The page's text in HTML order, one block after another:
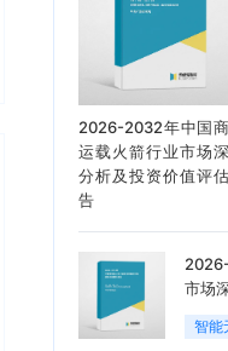
2026-2032年中国
运载火箭行业市场
分析及投资价值评
告
市场
智能